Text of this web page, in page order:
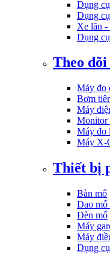
Dụng
Dụng
Xe lăn -
Dụng
Theo dõi
Máy đo
Bơm
Máy
Monitor
Máy đo
Máy X-
Thiết bị
Bàn mổ
Dao mổ
Đèn mổ
Máy
Máy
Dụng